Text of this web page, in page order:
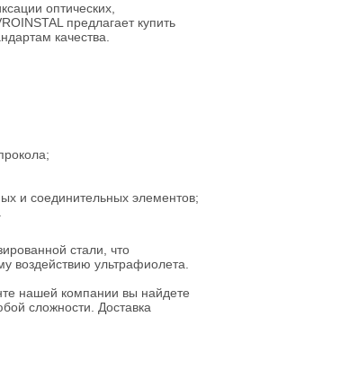
оптических,
предлагает купить
качества.
и соединительных элементов;
стали, что
воздействию ультрафиолета.
нашей компании вы найдете
сложности. Доставка